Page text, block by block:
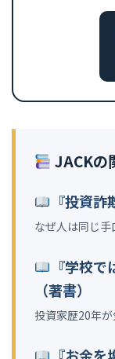
JACKの
『投資詐
なぜ人は同じ
『学校
（著書）
投資家歴20年